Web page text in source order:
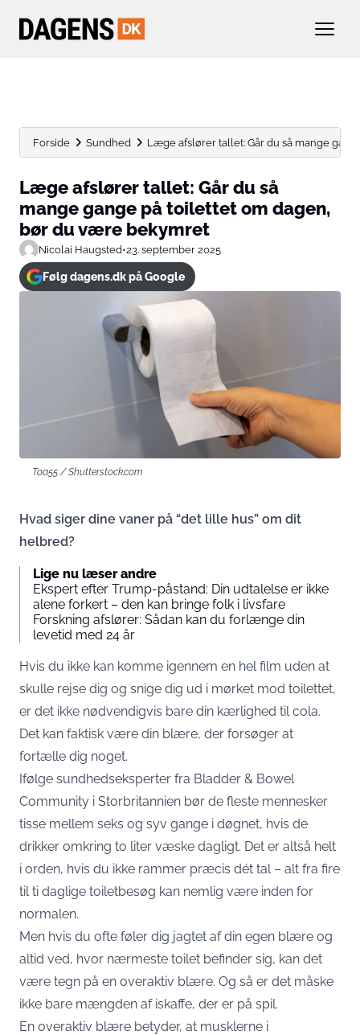
Forside Sundhed Læge afslører tallet: Går du så mange
Læge afslører tallet: Går du så
mange gange på toilettet om dagen,
bør du være bekymret
Nicolai Haugsted•23. september 2025
Følg dagens.dk på Google
Toa55 / Shutterstock.com
Hvad siger dine vaner på “det lille hus” om dit
helbred?
Lige nu læser andre
Ekspert efter Trump-påstand: Din udtalelse er ikke
alene forkert – den kan bringe folk i livsfare
Forskning afslører: Sådan kan du forlænge din
levetid med 24 år
Hvis du ikke kan komme igennem en hel film uden at
skulle rejse dig og snige dig ud i mørket mod toilettet,
er det ikke nødvendigvis bare din kærlighed til cola.
Det kan faktisk være din blære, der forsøger at
fortælle dig noget.
Ifølge sundhedseksperter fra Bladder & Bowel
Community i Storbritannien bør de fleste mennesker
tisse mellem seks og syv gange i døgnet, hvis de
drikker omkring to liter væske dagligt. Det er altså helt
i orden, hvis du ikke rammer præcis dét tal – alt fra fire
til ti daglige toiletbesøg kan nemlig være inden for
normalen.
Men hvis du ofte føler dig jagtet af din egen blære og
altid ved, hvor nærmeste toilet befinder sig, kan det
være tegn på en overaktiv blære. Og så er det måske
ikke bare mængden af iskaffe, der er på spil.
En overaktiv blære betyder, at musklerne i